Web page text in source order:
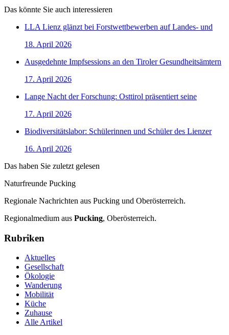
Das könnte Sie auch interessieren
LLA Lienz glänzt bei Forstwettbewerben auf Landes- und
18. April 2026
Ausgedehnte Impfsessions an den Tiroler Gesundheitsämtern
17. April 2026
Lange Nacht der Forschung: Osttirol präsentiert seine
17. April 2026
Biodiversitätslabor: Schülerinnen und Schüler des Lienzer
16. April 2026
Das haben Sie zuletzt gelesen
Naturfreunde Pucking
Regionale Nachrichten aus Pucking und Oberösterreich.
Regionalmedium aus Pucking, Oberösterreich.
Rubriken
Aktuelles
Gesellschaft
Ökologie
Wanderung
Mobilität
Küche
Zuhause
Alle Artikel